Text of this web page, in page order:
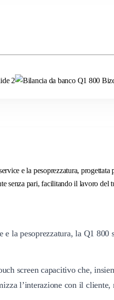
e la pesoprezzatura,
senza pari, facilitando il lavoro
la pesoprezzatura, la Q1
screen capacitivo che,
l’interazione con il cliente,